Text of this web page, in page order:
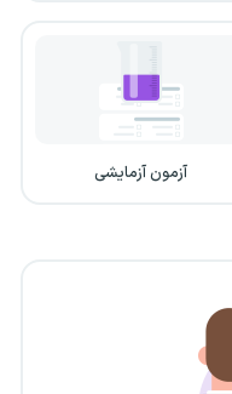
آزمون آزمایشی